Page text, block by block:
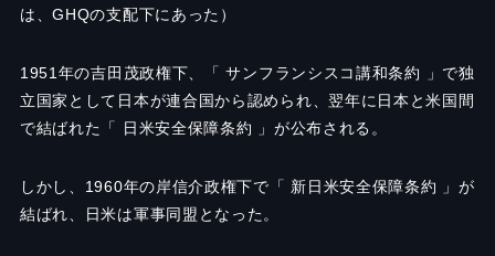
は、GHQの支配下にあった）
1951年の吉田茂政権下、「 サンフランシスコ講和条約 」で独
立国家として日本が連合国から認められ、翌年に日本と米国間
で結ばれた「 日米安全保障条約 」が公布される。
しかし、1960年の岸信介政権下で「 新日米安全保障条約 」が
結ばれ、日米は軍事同盟となった。